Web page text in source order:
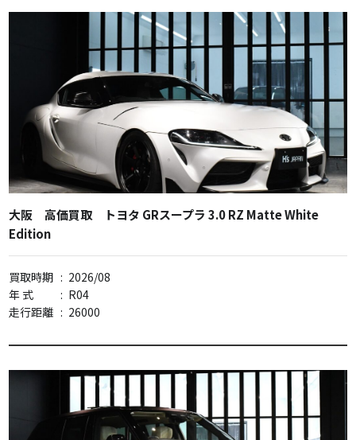
大阪 高価買取 トヨタ GRスープラ 3.0 RZ Matte White
Edition
買取時期 : 2026/08
年 式
: R04
走行距離 : 26000